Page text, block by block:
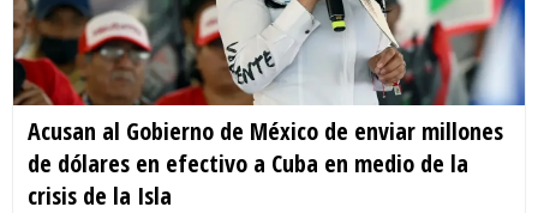
Acusan al Gobierno de México de enviar millones
de dólares en efectivo a Cuba en medio de la
crisis de la Isla